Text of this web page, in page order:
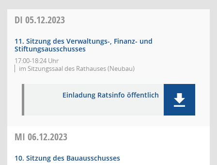
DI 05.12.2023
11. Sitzung des Verwaltungs-, Finanz- und
Stiftungsausschusses
17:00-18:24 Uhr
im Sitzungssaal des Rathauses (Neubau)
Einladung Ratsinfo öffentlich
MI 06.12.2023
10. Sitzung des Bauausschusses